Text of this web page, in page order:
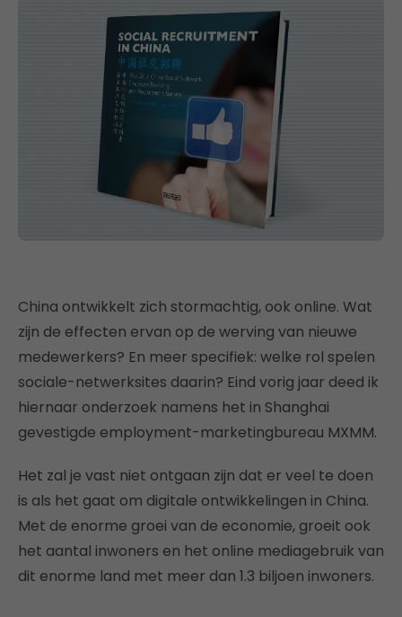
China ontwikkelt zich stormachtig, ook online. Wat
zijn de effecten ervan op de werving van nieuwe
medewerkers? En meer specifiek: welke rol spelen
sociale-netwerksites daarin? Eind vorig jaar deed ik
hiernaar onderzoek namens het in Shanghai
gevestigde employment-marketingbureau MXMM.
Het zal je vast niet ontgaan zijn dat er veel te doen
is als het gaat om digitale ontwikkelingen in China.
Met de enorme groei van de economie, groeit ook
het aantal inwoners en het online mediagebruik van
dit enorme land met meer dan 1.3 biljoen inwoners.